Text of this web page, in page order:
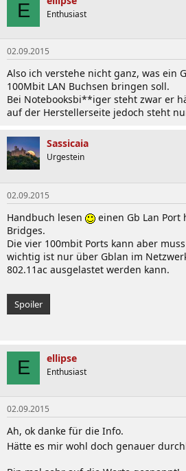
E Enthusiast
02.09.2015
Also ich verstehe nicht ganz, was ein
100Mbit LAN Buchsen bringen soll.
Bei Notebooksbi**iger steht zwar er
auf der Herstellerseite jedoch steht
Sassicaia
Urgestein
02.09.2015
Handbuch lesen
einen Gb Lan Port
Bridges.
Die vier 100mbit Ports kann aber
wichtig ist nur über Gblan im
802.11ac ausgelastet werden kann.
Spoiler
E ellipse
Enthusiast
02.09.2015
Ah, ok danke für die Info.
Hätte es mir wohl doch genauer